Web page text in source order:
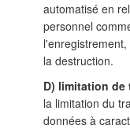
automatisé en
personnel
la destruction.
D) limitation de
la limitation du
données à